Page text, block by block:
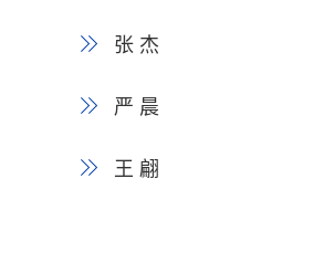
张 杰
严 晨
王 翩